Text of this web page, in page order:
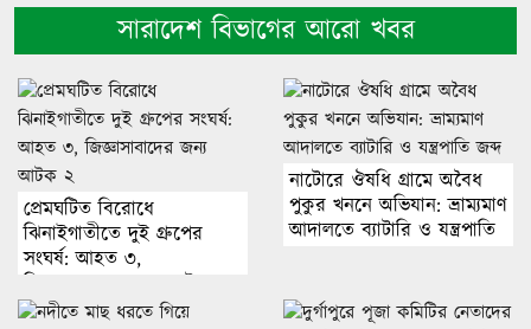
আন্তর্জাতিক স্পেস রোবটিক্স চ্যালেঞ্জে
সেরা ছয়ে গ্রিন ইউনিভার্সিটি
পরাজিত শক্তি বিদেশে বসে গণতন্ত্র
নস্যাতের ষড়যন্ত্র করছে
পরিমাণ বাশের লাঠি উদ্ধার
সারাদেশ বিভাগের আরো খবর
প্রেমঘটিত বিরোধে
ঝিনাইগাতীতে দুই গ্রুপের
সংঘর্ষ: আহত ৩,
জিজ্ঞাসাবাদের জন্য আটক ২
নাটোরে ঔষধি গ্রামে অবৈধ
পুকুর খননে অভিযান: ভ্রাম্যমাণ
আদালতে ব্যাটারি ও যন্ত্রপাতি